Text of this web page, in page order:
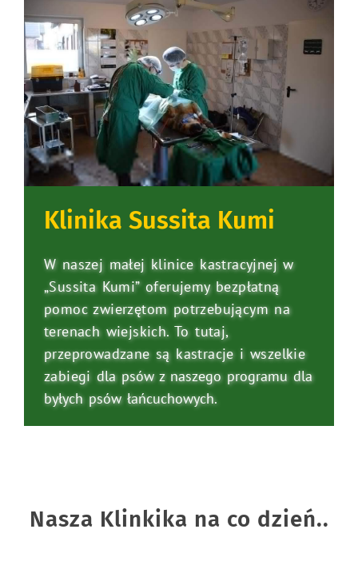
Klinika Sussita Kumi
W naszej małej klinice kastracyjnej w
„Sussita Kumi” oferujemy bezpłatną
pomoc zwierzętom potrzebującym na
terenach wiejskich. To tutaj,
przeprowadzane są kastracje i wszelkie
zabiegidla psów z naszego programu dla
byłych psów łańcuchowych.
Nasza Klinkika na co dzień..